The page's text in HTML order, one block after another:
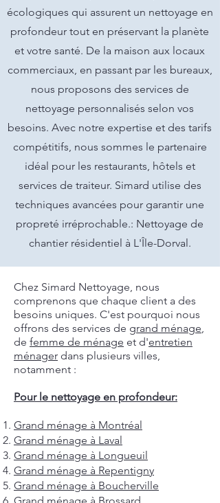
écologiques qui assurent un nettoyage en
profondeur tout en préservant la planète
et votre santé. De la maison aux locaux
commerciaux, en passant par les bureaux,
nous proposons des services de
nettoyage personnalisés selon vos
besoins. Avec notre expertise et des tarifs
compétitifs, nous sommes le partenaire
idéal pour les restaurants, hôtels et
services de traiteur. Simard utilise des
techniques avancées pour garantir une
propreté irréprochable.: Nettoyage de
chantier résidentiel à L'Île-Dorval.
Chez Simard Nettoyage, nous
comprenons que chaque client a des
besoins uniques. C'est pourquoi nous
offrons des services de grand ménage,
de femme de ménage et d'entretien
ménager dans plusieurs villes,
notamment :
Pour le nettoyage en profondeur:
Grand ménage à Montréal
Grand ménage à Laval
Grand ménage à Longueuil
Grand ménage à Repentigny
Grand ménage à Boucherville